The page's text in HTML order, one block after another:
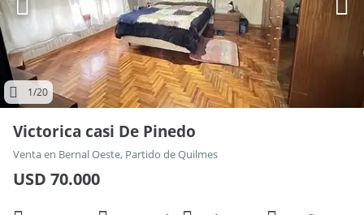
1/20
Victorica casi De Pinedo
Venta en Bernal Oeste, Partido de Quilmes
USD 70.000